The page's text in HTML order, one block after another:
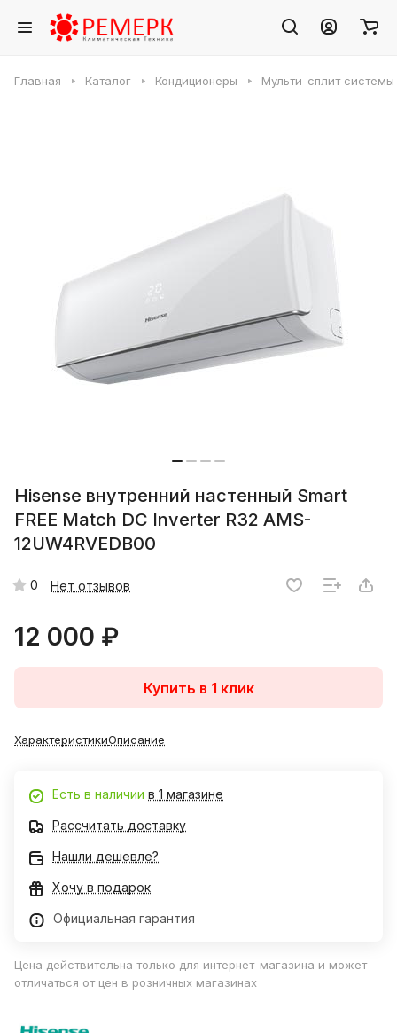
Главная Каталог Кондиционеры Мульти-сплит системы
Hisense внутренний настенный Smart
FREE Match DC Inverter R32 AMS-
12UW4RVEDB00
0 Нет отзывов
12 000 ₽
Купить в 1 клик
ХарактеристикиОписание
Есть в наличии в 1 магазине
Рассчитать доставку
Нашли дешевле?
Хочу в подарок
Официальная гарантия
Цена действительна только для интернет-магазина и может
отличаться от цен в розничных магазинах